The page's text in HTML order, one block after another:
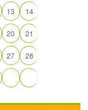
13 14
20 21
27 28